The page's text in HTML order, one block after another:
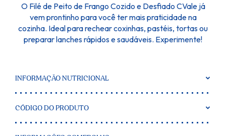
O Filé de Peito de Frango Cozido e Desfiado CVale já
vem prontinho para você ter mais praticidade na
cozinha. Ideal para rechear coxinhas, pastéis, tortas ou
preparar lanches rápidos e saudáveis. Experimente!
INFORMAÇÃO NUTRICIONAL
CÓDIGO DO PRODUTO